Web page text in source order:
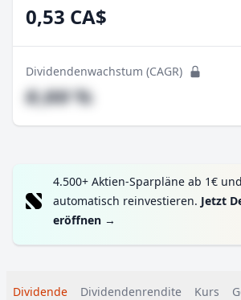
0,53 CA$
Dividendenwachstum (CAGR)
#,## %
4.500+ Aktien-Sparpläne ab 1€
automatisch reinvestieren. Jetzt
eröffnen →
Dividende Dividendenrendite Kurs